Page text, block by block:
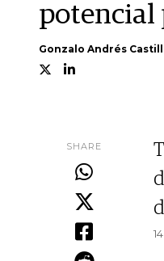
potencial
Gonzalo Andrés
SHARE